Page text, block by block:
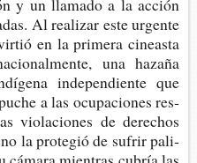
y un lla­ma­do a la acción
Al rea­li­zar este urgen­te
en la pri­me­ra cineas­ta
una haza­ña
inde­pen­dien­te que
a las ocu­pa­cio­nes res­
vio­la­cio­nes de dere­chos
no la pro­te­gió de sufrir pali­